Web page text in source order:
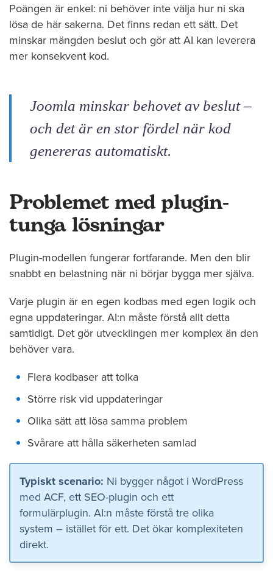
Poängen är enkel: ni behöver inte välja hur ni ska
lösa de här sakerna. Det finns redan ett sätt. Det
minskar mängden beslut och gör att AI kan leverera
mer konsekvent kod.
Joomla minskar behovet av beslut –
och det är en stor fördel när kod
genereras automatiskt.
Problemet med plugin-
tunga lösningar
Plugin-modellen fungerar fortfarande. Men den blir
snabbt en belastning när ni börjar bygga mer själva.
Varje plugin är en egen kodbas med egen logik och
egna uppdateringar. AI:n måste förstå allt detta
samtidigt. Det gör utvecklingen mer komplex än den
behöver vara.
Flera kodbaser att tolka
Större risk vid uppdateringar
Olika sätt att lösa samma problem
Svårare att hålla säkerheten samlad
Typiskt scenario: Ni bygger något i WordPress
med ACF, ett SEO-plugin och ett
formulärplugin. AI:n måste förstå tre olika
system – istället för ett. Det ökar komplexiteten
direkt.